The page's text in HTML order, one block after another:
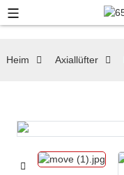
Heim Axiallüfter